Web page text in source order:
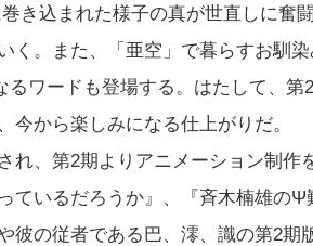
き込まれた様子の真が世直しに奮
く。また、「亜空」で暮らすお馴
るワードも登場する。はたして、
今から楽しみになる仕上がりだ。
れ、第2期よりアニメーション制作
ているだろうか』、『斉木楠雄のΨ
彼の従者である巴、澪、識の第2